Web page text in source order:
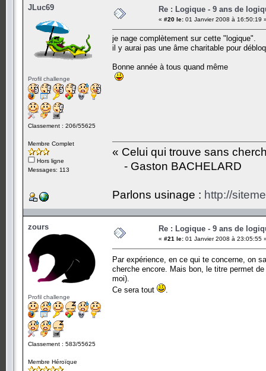
JLuc69
Profil challenge
Classement : 206/55625
Membre Complet
Hors ligne
Messages: 113
Re : Logique - 9 ans de
« #20 le: 01 Janvier 2008 à 16:50:19
je nage complètement sur cette "logique".
il y aurai pas une âme charitable pour
Bonne année à tous quand même
« Celui qui trouve sans
- Gaston BACHELARD
Parlons usinage : http://
zours
Profil challenge
Classement : 583/55625
Membre Héroïque
Re : Logique - 9 ans de
« #21 le: 01 Janvier 2008 à 23:05:55
Par expérience, en ce qui te concerne, on
cherche encore. Mais bon, le titre permet
moi).
Ce sera tout